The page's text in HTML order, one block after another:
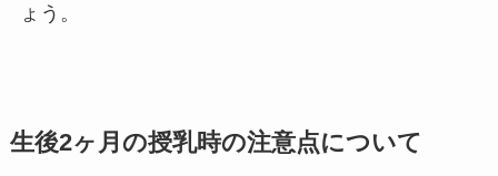
ょう。
生後2ヶ月の授乳時の注意点について